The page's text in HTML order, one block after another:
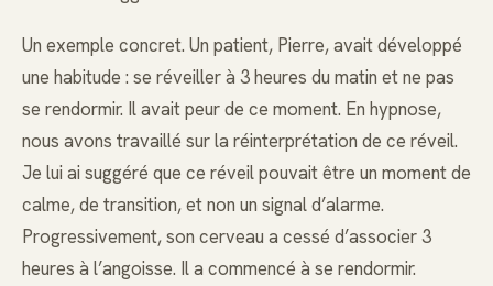
Un exemple concret. Un patient, Pierre, avait développé
une habitude : se réveiller à 3 heures du matin et ne pas
se rendormir. Il avait peur de ce moment. En hypnose,
nous avons travaillé sur la réinterprétation de ce réveil.
Je lui ai suggéré que ce réveil pouvait être un moment de
calme, de transition, et non un signal d’alarme.
Progressivement, son cerveau a cessé d’associer 3
heures à l’angoisse. Il a commencé à se rendormir.